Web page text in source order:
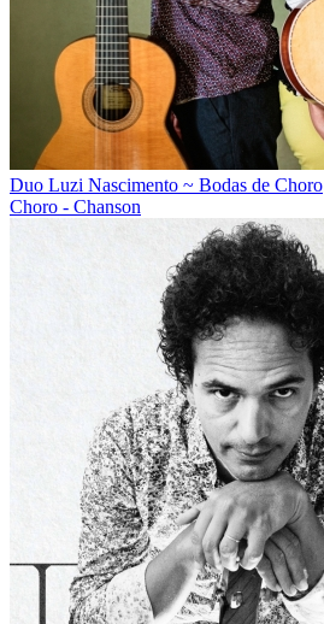
Duo Luzi Nascimento ~ Bodas de Choro
Choro - Chanson